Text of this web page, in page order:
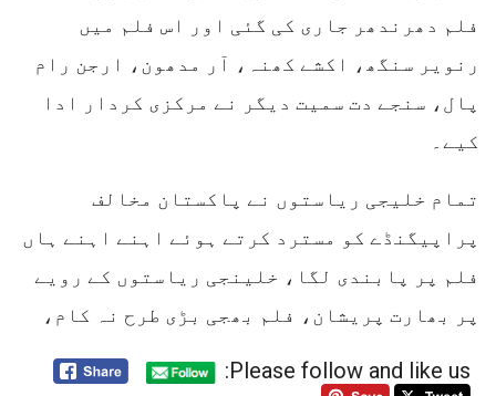
فلم دھرندھر جاری کی گئی اور اس فلم میں
رنویر سنگھ، اکشے کھنہ، آر مدھون، ارجن رام
پال، سنجے دت سمیت دیگر نے مرکزی کردار ادا
کیے۔
تمام خلیجی ریاستوں نے پاکستان مخالف
پراپیگنڈے کو مسترد کرتے ہوئے اہنے اہنے ہاں
فلم پر پابندی لگا، خلینجی ریاستوں کے رویے
پر بھارت پریشان، فلم بھجی بڑی طرح نہ کام،
Please follow and like us: